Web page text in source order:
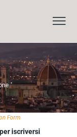
Form
iscriversi